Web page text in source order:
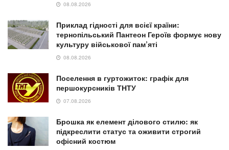
08.08.2026
Приклад гідності для всієї країни:
тернопільський Пантеон Героїв формує нову
культуру військової пам’яті
08.08.2026
Поселення в гуртожиток: графік для
першокурсників ТНТУ
07.08.2026
Брошка як елемент ділового стилю: як
підкреслити статус та оживити строгий
офісний костюм